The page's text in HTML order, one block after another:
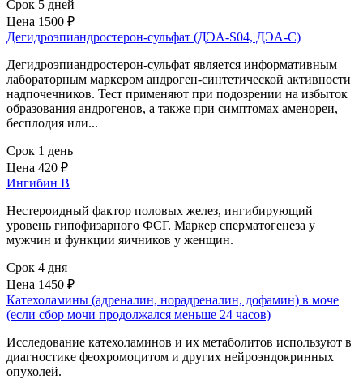
Срок 5 дней
Цена 1500 ₽
Дегидроэпиандростерон-сульфат (ДЭА-S04, ДЭА-С)
Дегидроэпиандростерон-сульфат является информативным
лабораторным маркером андроген-синтетической активности
надпочечников. Тест применяют при подозрении на избыток
образования андрогенов, а также при симптомах аменореи,
бесплодия или...
Срок 1 день
Цена 420 ₽
Ингибин В
Нестероидный фактор половых желез, ингибирующий
уровень гипофизарного ФСГ. Маркер сперматогенеза у
мужчин и функции яичников у женщин.
Срок 4 дня
Цена 1450 ₽
Катехоламины (адреналин, норадреналин, дофамин) в моче
(если сбор мочи продолжался меньше 24 часов)
Исследование катехоламинов и их метаболитов используют в
диагностике феохромоцитом и других нейроэндокринных
опухолей.